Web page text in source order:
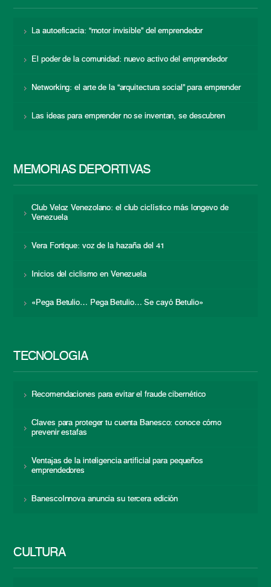
La autoeficacia: “motor invisible” del emprendedor
El poder de la comunidad: nuevo activo del emprendedor
Networking: el arte de la “arquitectura social” para emprender
Las ideas para emprender no se inventan, se descubren
MEMORIAS DEPORTIVAS
Club Veloz Venezolano: el club ciclístico más longevo de
Venezuela
Vera Fortique: voz de la hazaña del 41
Inicios del ciclismo en Venezuela
«Pega Betulio… Pega Betulio… Se cayó Betulio»
TECNOLOGÍA
Recomendaciones para evitar el fraude cibernético
Claves para proteger tu cuenta Banesco: conoce cómo
prevenir estafas
Ventajas de la inteligencia artificial para pequeños
emprendedores
BanescoInnova anuncia su tercera edición
CULTURA